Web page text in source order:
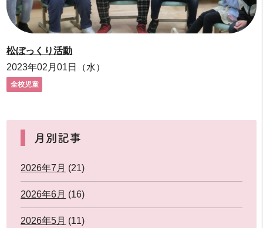
松ぼっくり活動
2023年02月01日（水）
全校児童
月別記事
2026年7月 (21)
2026年6月 (16)
2026年5月 (11)